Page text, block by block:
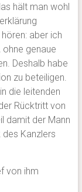
hält man wohl
aber ich
genaue
Deshalb habe
zu beteiligen.
die leitenden
Rücktritt von
damit der Mann
Kanzlers
von ihm